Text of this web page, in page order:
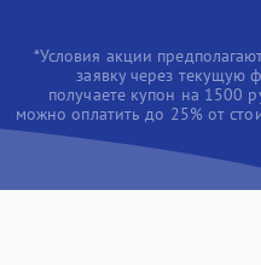
*Условия акции
заявку через текущую
получаете купон на 1500
можно оплатить до 25% от